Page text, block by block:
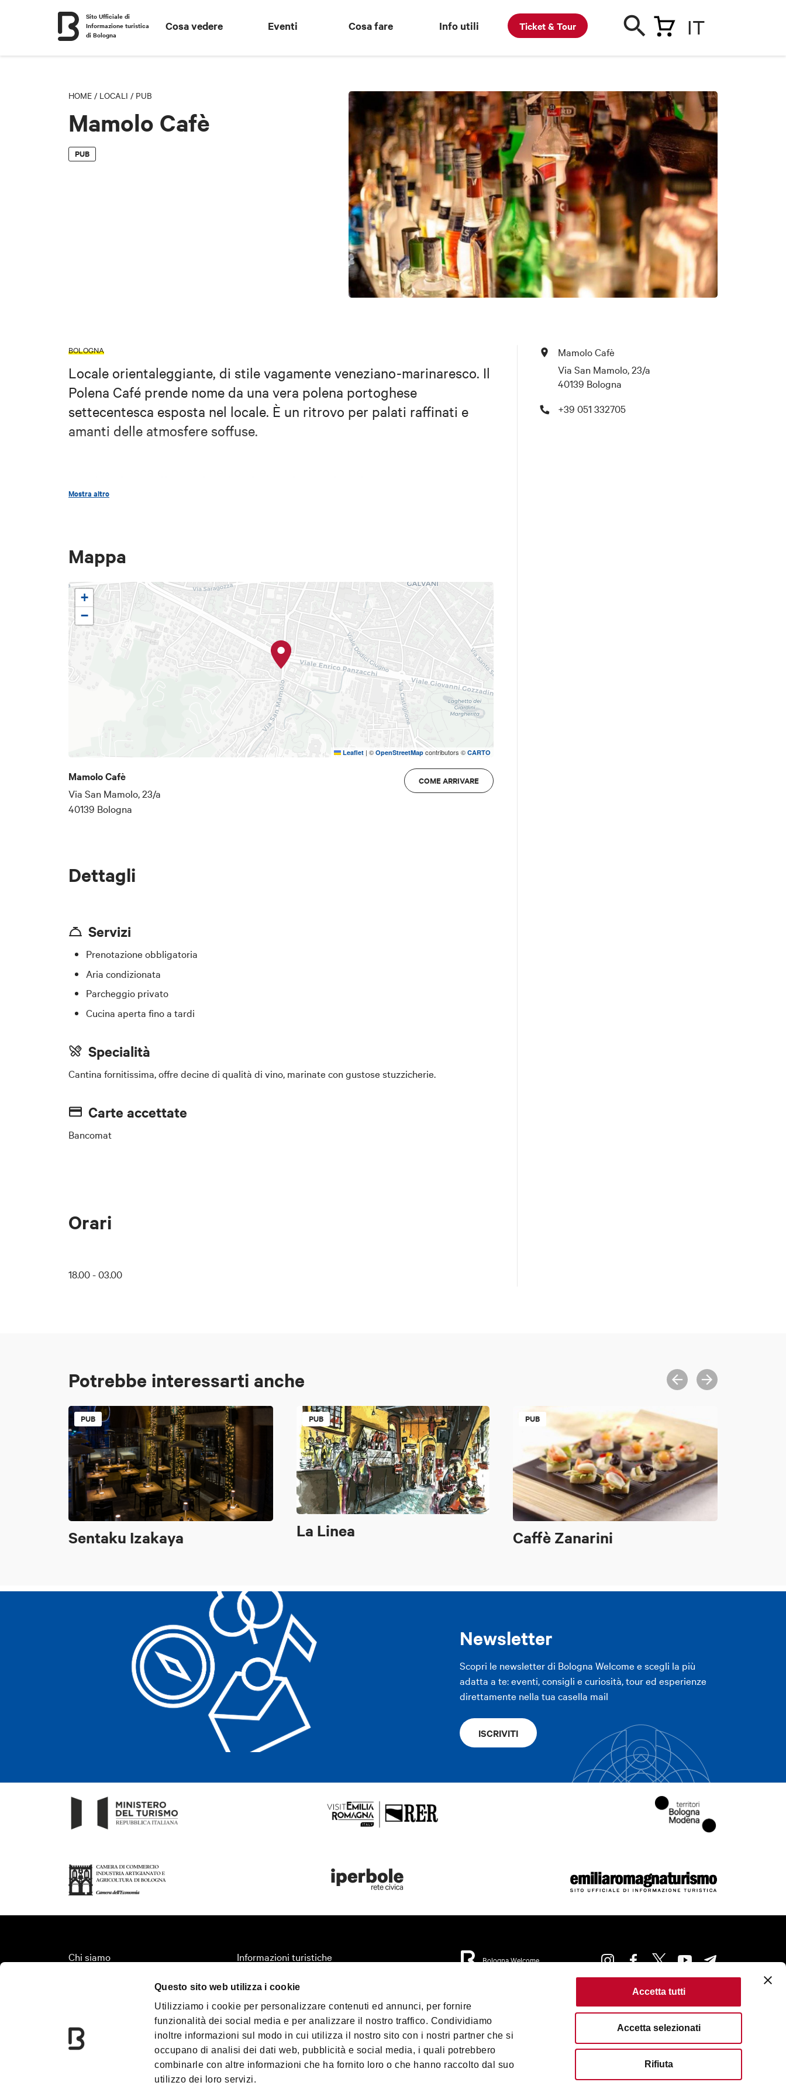
Questo sito web utilizza i cookie
Utilizziamo i cookie per personalizzare contenuti ed annunci, per fornire
funzionalità dei social media e per analizzare il nostro traffico. Condividiamo
inoltre informazioni sul modo in cui utilizza il nostro sito con i nostri partner che si
occupano di analisi dei dati web, pubblicità e social media, i quali potrebbero
combinarle con altre informazioni che ha fornito loro o che hanno raccolto dal suo
utilizzo dei loro servizi.
Accetta tutti
Accetta selezionati
Rifiuta
Sito Ufficiale di
Informazione turistica
di Bologna
Cosa vedere Eventi Cosa fare Info utili Ticket & Tour IT
HOME / LOCALI / PUB
Mamolo Cafè
PUB
BOLOGNA
Locale orientaleggiante, di stile vagamente veneziano-marinaresco. Il
Polena Café prende nome da una vera polena portoghese
settecentesca esposta nel locale. È un ritrovo per palati raffinati e
amanti delle atmosfere soffuse.
Mostra altro
Mappa
+
−
Leaflet | © OpenStreetMapcontributors © CARTO
Mamolo Cafè
Via San Mamolo, 23/a
40139 Bologna
COME ARRIVARE
Dettagli
Servizi
Prenotazione obbligatoria
Aria condizionata
Parcheggio privato
Cucina aperta fino a tardi
Specialità
Cantina fornitissima, offre decine di qualità di vino, marinate con gustose stuzzicherie.
Carte accettate
Bancomat
Orari
18.00 - 03.00
Mamolo Cafè
Via San Mamolo, 23/a
40139 Bologna
+39 051 332705
Potrebbe interessarti anche
PUB
Sentaku Izakaya
PUB
La Linea
PUB
Caffè Zanarini
Newsletter
Scopri le newsletter di Bologna Welcome e scegli la più
adatta a te: eventi, consigli e curiosità, tour ed esperienze
direttamente nella tua casella mail
ISCRIVITI
Chi siamo
Convention Bureau
Incoming Travel Agency
Informazioni turistiche
Territorio
Turismo accessibile
Media & Press
Download
Blog
Promenade Bologna
Bologna Welcome
Condizioni di Utilizzo
Condizioni di Vendita
Criteri di pubblicazione
©2026 All rights reserved. Fondazione Bologna Welcome | Piazza del Nettuno, 1,
40124 - Bologna | P.I. e C.F. 04159281205 | REA: BO - 573761 |
Telefono
+39 051 6583111
|
PEC:fondazionebolognawelcome@legalmail.it